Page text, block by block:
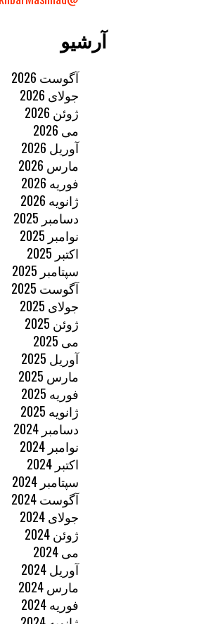
آرشیو
آگوست 2026
جولای 2026
ژوئن 2026
می 2026
آوریل 2026
مارس 2026
فوریه 2026
ژانویه 2026
دسامبر 2025
نوامبر 2025
اکتبر 2025
سپتامبر 2025
آگوست 2025
جولای 2025
ژوئن 2025
می 2025
آوریل 2025
مارس 2025
فوریه 2025
ژانویه 2025
دسامبر 2024
نوامبر 2024
اکتبر 2024
سپتامبر 2024
آگوست 2024
جولای 2024
ژوئن 2024
می 2024
آوریل 2024
مارس 2024
فوریه 2024